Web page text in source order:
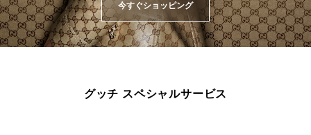
今すぐショッピング
グッチ スペシャルサービス